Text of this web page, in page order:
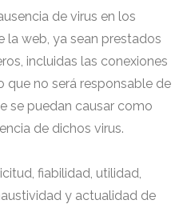
de virus en los
la web, ya sean prestados
incluidas las conexiones
que no será responsable de
se puedan causar como
de dichos virus.
fiabilidad, utilidad,
y actualidad de